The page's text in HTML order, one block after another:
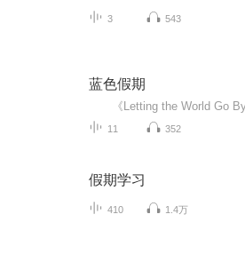
3 543
蓝色假期
11 352
假期学习
410 1.4万